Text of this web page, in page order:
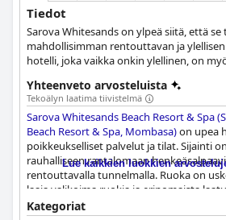
Tiedot
Sarova Whitesands on ylpeä siitä, että se
mahdollisimman rentouttavan ja
hotelli, joka vaikka onkin ylellinen, on
leikkialueesta ja tenniskentistä.
Yhteenveto arvosteluista
Tekoälyn laatima tiivistelmä
Sarova Whitesands Beach Resort & Spa
Beach Resort & Spa, Mombasa)on upea
poikkeukselliset palvelut ja tilat. Sijainti
rauhalliseen rantalomaan
rentouttavalla tunnelmalla. Ruoka on
laaja valikoima ruokia ja erinomaista
mukavia ja hyvin hoidettuja, ja niistä on
Lue kaikkien luokkien
Kategoriat